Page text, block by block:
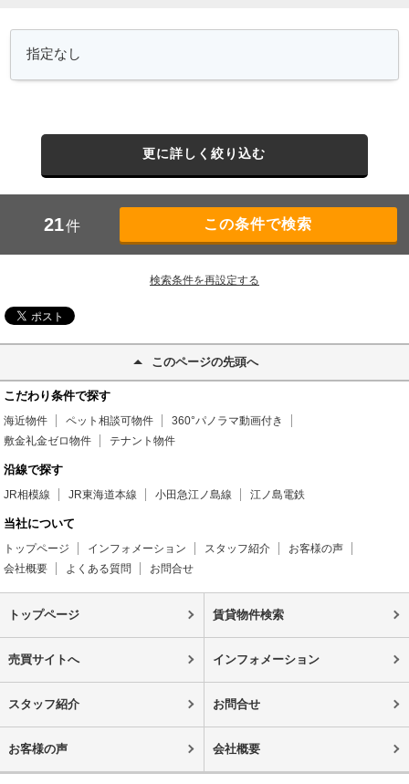
更に詳しく絞り込む
21件
検索条件を再設定する
このページの先頭へ
こだわり条件で探す
海近物件 ペット相談可物件
360°パノラマ動画付き
敷金礼金ゼロ物件
テナント物件
沿線で探す
JR相模線 JR東海道本線 小田急江ノ島線 江ノ島電鉄
当社について
トップページ インフォメーション スタッフ紹介
お客様の声
会社概要
よくある質問 お問合せ
トップページ 賃貸物件検索
売買サイトへ インフォメーション
スタッフ紹介 お問合せ
お客様の声 会社概要